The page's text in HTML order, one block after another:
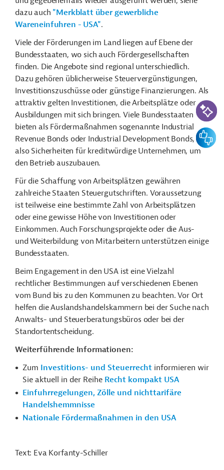
dazu auch "Merkblatt über gewerbliche
Wareneinfuhren - USA".
Viele der Förderungen im Land liegen auf Ebene der
Bundesstaaten, wo sich auch Fördergesellschaften
finden. Die Angebote sind regional unterschiedlich.
Dazu gehören üblicherweise Steuervergünstigungen,
Investitionszuschüsse oder günstige Finanzierungen. Als
attraktiv gelten Investitionen, die Arbeitsplätze oder
Ausbildungen mit sich bringen. Viele Bundesstaaten
bieten als Fördermaßnahmen sogenannte Industrial
Revenue Bonds oder Industrial Development Bonds,
also Sicherheiten für kreditwürdige Unternehmen, um
den Betrieb auszubauen.
Für die Schaffung von Arbeitsplätzen gewähren
zahlreiche Staaten Steuergutschriften. Voraussetzung
ist teilweise eine bestimmte Zahl von Arbeitsplätzen
oder eine gewisse Höhe von Investitionen oder
Einkommen. Auch Forschungsprojekte oder die Aus-
und Weiterbildung von Mitarbeitern unterstützen einige
Bundesstaaten.
Beim Engagement in den USA ist eine Vielzahl
rechtlicher Bestimmungen auf verschiedenen Ebenen
vom Bund bis zu den Kommunen zu beachten. Vor Ort
helfen die Auslandshandelskammern bei der Suche nach
Anwalts- und Steuerberatungsbüros oder bei der
Standortentscheidung.
Weiterführende Informationen:
Zum Investitions- und Steuerrecht informieren wir
Sie aktuell in der Reihe Recht kompakt USA
Einfuhrregelungen, Zölle und nichttarifäre
Handelshemmnisse
Nationale Fördermaßnahmen in den USA
Text: Eva Korfanty-Schiller
KI-